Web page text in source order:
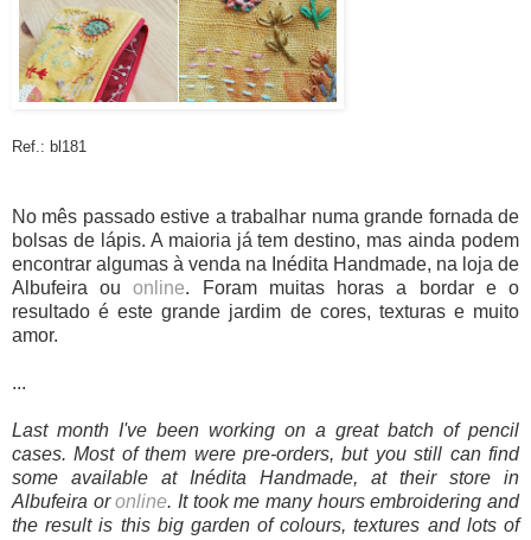
Ref.: bl181
No mês passado estive a trabalhar numa grande fornada de
bolsas de lápis. A maioria já tem destino, mas ainda podem
encontrar algumas à venda na Inédita Handmade, na loja de
Albufeira ouonline. Foram muitas horas a bordar e o
resultado é este grande jardim de cores, texturas e muito
amor.
...
Last month I've been working on a great batch of pencil
cases. Most of them were pre-orders, but you still can find
some available at Inédita Handmade, at their store in
Albufeira oronline. It took me many hours embroidering and
the result is this big garden of colours, textures and lots of